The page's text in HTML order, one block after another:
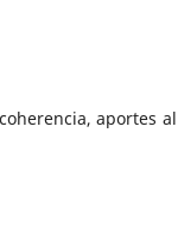
aportes al